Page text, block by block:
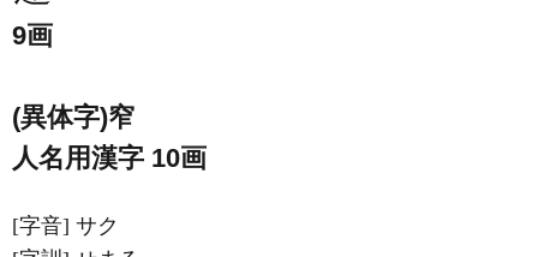
9画
(異体字)窄
人名用漢字 10画
[字音] サク